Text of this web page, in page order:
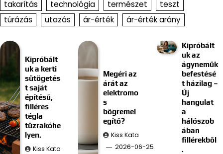
takarítás technológia természet
teszt
túrázás
utazás ár-érték ár-érték arány
Kipróbált
uk a kerti
sütögetés
t saját
építésű,
filléres
tégla
tűzrakóhe
lyen.
Kiss Kata
Megéri az
árát az
elektromo
s
bögremel
egítő?
Kiss Kata
2026-06-25
Kipróbált
uk az
ágyneműk
befestésé
t házilag –
Új
hangulat
a
hálószob
ában
fillérekből
.